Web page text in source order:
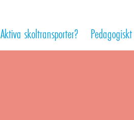
Aktiva skoltransporter?